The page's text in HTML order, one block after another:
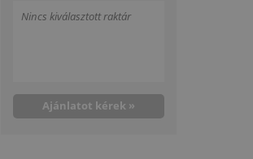
Nincs kiválasztott raktár
Ajánlatot kérek »